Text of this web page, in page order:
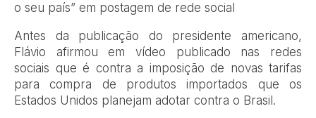
o seu país” em postagem de rede social
Antes da publicação do presidente americano,
Flávio afirmou em vídeo publicado nas redes
sociais que é contra a imposição de novas tarifas
para compra de produtos importados que os
Estados Unidos planejam adotar contra o Brasil.